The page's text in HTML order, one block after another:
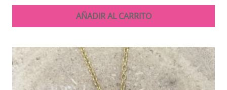
AÑADIR AL CARRITO